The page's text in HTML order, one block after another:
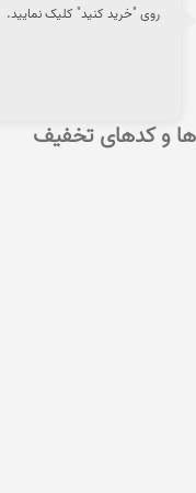
روی "خرید کنید" کلیک نمایید.
و کدهای تخفیف